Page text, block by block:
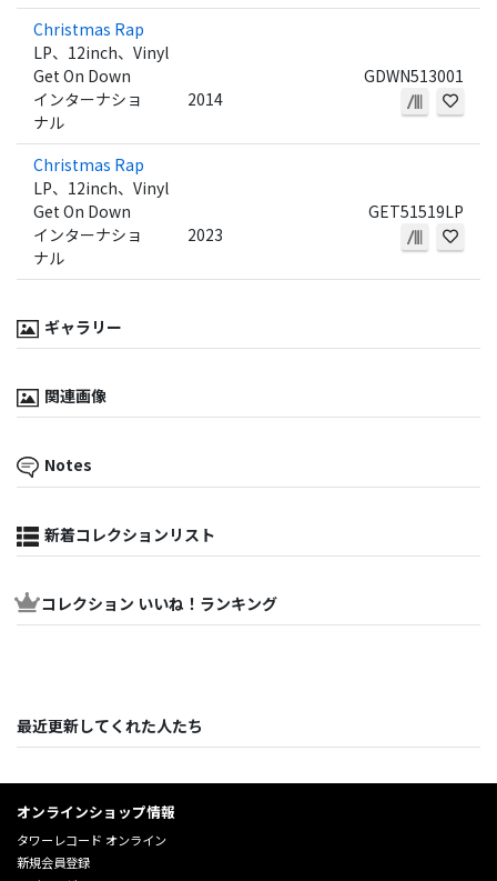
Christmas Rap
LP、12inch、Vinyl
Get On Down
GDWN513001
インターナショ
ナル
2014
Christmas Rap
LP、12inch、Vinyl
Get On Down
GET51519LP
インターナショ
ナル
2023
ギャラリー
関連画像
Notes
新着コレクションリスト
コレクション いいね！ランキング
最近更新してくれた人たち
オンラインショップ情報
タワーレコード オンライン
新規会員登録